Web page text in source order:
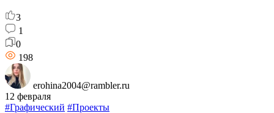
3
1
0
198
erohina2004@rambler.ru
12 февраля
#Графический #Проекты